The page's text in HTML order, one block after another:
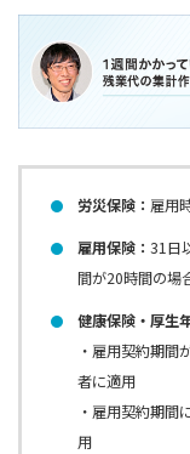
労災保険： 雇用
雇用保険： 31日
間が20時間の場
健康保険・厚生
・雇用契約期間
者に適用
・雇用契約期間
用